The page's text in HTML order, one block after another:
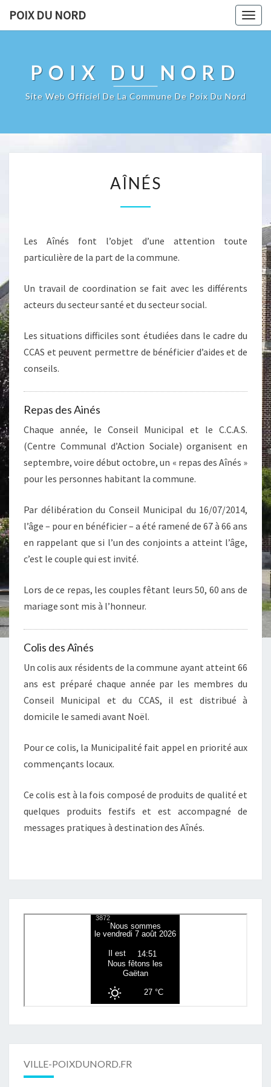
POIX DU NORD
POIX DU NORD
Site Web Officiel De La Commune De Poix Du Nord
AÎNÉS
Les Aînés font l’objet d’une attention toute
particulière de la part de la commune.
Un travail de coordination se fait avec les différents
acteurs du secteur santé et du secteur social.
Les situations difficiles sont étudiées dans le cadre du
CCAS et peuvent permettre de bénéficier d’aides et de
conseils.
Repas des Ainés
Chaque année, le Conseil Municipal et le C.C.A.S.
(Centre Communal d’Action Sociale) organisent en
septembre, voire début octobre, un « repas des Aînés »
pour les personnes habitant la commune.
Par délibération du Conseil Municipal du 16/07/2014,
l’âge – pour en bénéficier – a été ramené de 67 à 66 ans
en rappelant que si l’un des conjoints a atteint l’âge,
c’est le couple qui est invité.
Lors de ce repas, les couples fêtant leurs 50, 60 ans de
mariage sont mis à l’honneur.
Colis des Aînés
Un colis aux résidents de la commune ayant atteint 66
ans est préparé chaque année par les membres du
Conseil Municipal et du CCAS, il est distribué à
domicile le samedi avant Noël.
Pour ce colis, la Municipalité fait appel en priorité aux
commençants locaux.
Ce colis est à la fois composé de produits de qualité et
quelques produits festifs et est accompagné de
messages pratiques à destination des Aînés.
VILLE-POIXDUNORD.FR